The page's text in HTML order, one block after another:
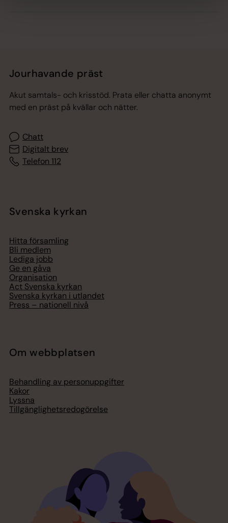
Jourhavande präst
Akut samtals- och krisstöd. Prata eller chatta anonymt
med en präst på kvällar och nätter.
Chatt
Digitalt brev
Telefon 112
Svenska kyrkan
Hitta församling
Bli medlem
Lediga jobb
Ge en gåva
Organisation
Act Svenska kyrkan
Svenska kyrkan i utlandet
Press – nationell nivå
Om webbplatsen
Behandling av personuppgifter
Kakor
Lyssna
Tillgänglighetsredogörelse